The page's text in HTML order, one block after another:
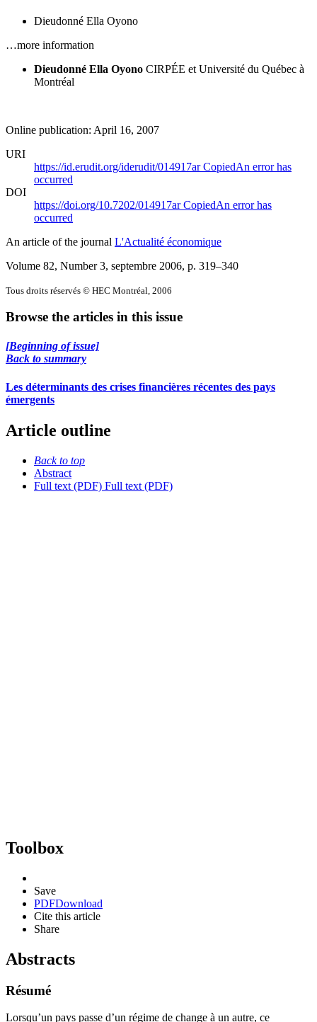
Dieudonné Ella Oyono
…more information
Dieudonné Ella Oyono CIRPÉE et Université du Québec à
Montréal
Online publication: April 16, 2007
URI
https://id.erudit.org/iderudit/014917arCopiedAn error has
occurred
DOI
https://doi.org/10.7202/014917arCopiedAn error has
occurred
An article of the journal L'Actualité économique
Volume 82, Number 3, septembre 2006, p. 319–340
Tous droits réservés © HEC Montréal, 2006
Browse the articles in this issue
[Beginning of issue]
Back to summary
Les déterminants des crises financières récentes des pays
émergents
Article outline
Back to top
Abstract
Full text (PDF) Full text (PDF)
Toolbox
Save
PDFDownload
Cite this article
Share
Abstracts
Résumé
Lorsqu’un pays passe d’un régime de change à un autre, ce